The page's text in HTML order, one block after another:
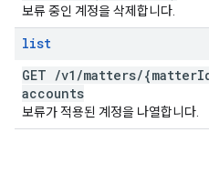
보류 중인 계정을 삭제합니다.
list
GET /v1 /matters/{matter
accounts
보류가 적용된 계정을 나열합니다.